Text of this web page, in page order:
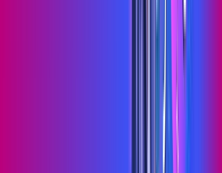
Jogue online com estabilidade, velocidade e sem lag